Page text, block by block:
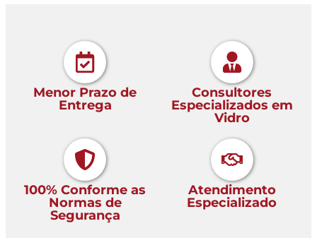
Menor Prazo de
Entrega
Consultores
Especializados em
Vidro
100% Conforme as
Normas de
Segurança
Atendimento
Especializado